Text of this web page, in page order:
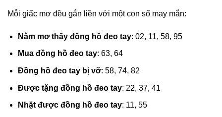
Mỗi giấc mơ đều gắn liền với một con số may mắn:
Nằm mơ thấy đồng hồ đeo tay: 02, 11, 58, 95
Mua đồng hồ đeo tay: 63, 64
Đồng hồ đeo tay bị vỡ: 58, 74, 82
Được tặng đồng hồ đeo tay: 22, 37, 41
Nhặt được đồng hồ đeo tay: 11, 55